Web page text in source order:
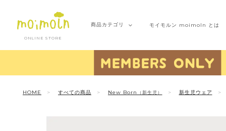
ONLINE STORE
商品カテゴリ モイモルン moimoln とは
HOME すべての商品 New Born （新生児） 新生児ウェア